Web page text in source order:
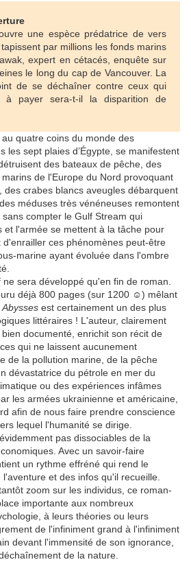
une espèce prédatrice de vers
par millions les fonds marins
expert en cétacés, enquête sur
le long du cap de Vancouver. La
de se déchaîner contre ceux qui
à payer sera-t-il la disparition de
quatre coins du monde des
les sept plaies d’Égypte, se manifestent
des bateaux de pêche, des
de l'Europe du Nord provoquant
des crabes blancs aveugles débarquent
méduses très vénéneuses remontent
compter le Gulf Stream qui
et l'armée se mettent à la tâche pour
ces phénomènes peut-être
marine ayant évoluée dans l'ombre
sera développé qu'en fin de roman.
déjà 800 pages (sur 1200 ☺) mêlant
Abysses est certainement un des plus
littéraires ! L'auteur, clairement
documenté, enrichit son récit de
qui ne laissent aucunement
de la pollution marine, de la pêche
dévastatrice du pétrole en mer du
ou des expériences infâmes
les armées ukrainienne et américaine,
afin de nous faire prendre conscience
lequel l'humanité se dirige.
pas dissociables de la
Avec un savoir-faire
un rythme effréné qui rend le
et des infos qu'il recueille.
zoom sur les individus, ce roman-
importante aux nombreux
à leurs théories ou leurs
de l'infiniment grand à l'infiniment
devant l'immensité de son ignorance,
de la nature.